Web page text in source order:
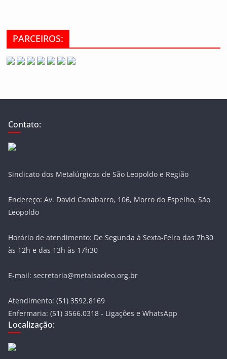
PARCEIROS:
Contato:
Sindicato dos Metalúrgicos de São Leopoldo e Região
Endereço: Av. David Canabarro, 106, Morro do Espelho, São
Leopoldo
Horário de atendimento: De Segunda à Sexta-Feira das 7h30
às 12h e das 13h às 17h30
E-mail: secretaria@metalsaoleo.org.br
Atendimento: (51) 3592.8169
Enfermaria: (51) 3566.0318 - Ligações e WhatsApp
Localização: